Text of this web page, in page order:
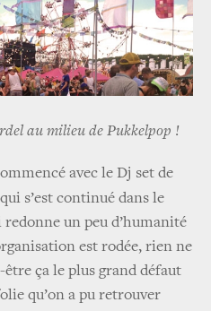
au milieu de Pukkelpop !
avec le Dj set de
s’est continué dans le
un peu d’humanité
est rodée, rien ne
être ça le plus grand défaut
qu’on a pu retrouver